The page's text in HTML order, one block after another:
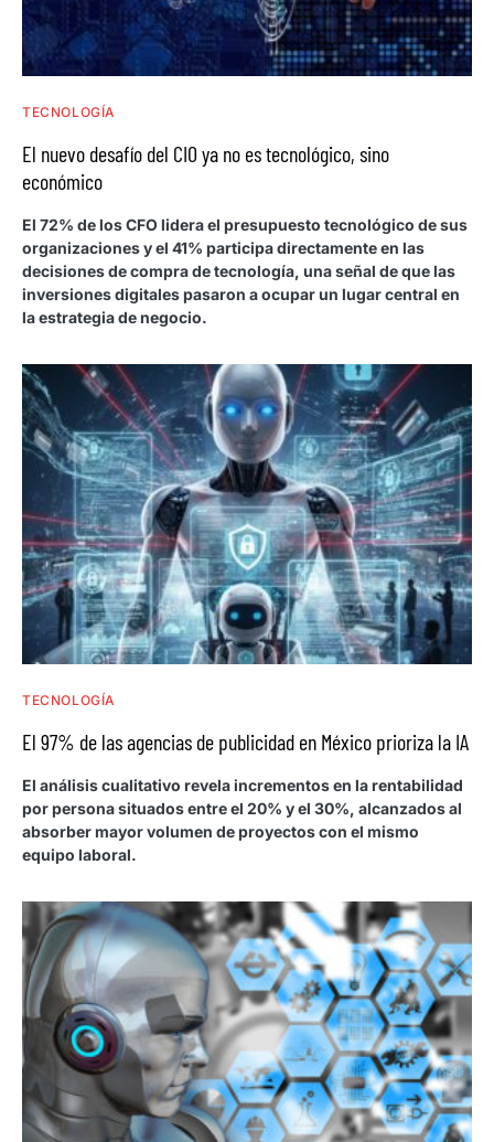
TECNOLOGÍA
El nuevo desafío del CIO ya no es tecnológico, sino
económico
El 72% de los CFO lidera el presupuesto tecnológico de sus
organizaciones y el 41% participa directamente en las
decisiones de compra de tecnología, una señal de que las
inversiones digitales pasaron a ocupar un lugar central en
la estrategia de negocio.
TECNOLOGÍA
El 97% de las agencias de publicidad en México prioriza la IA
El análisis cualitativo revela incrementos en la rentabilidad
por persona situados entre el 20% y el 30%, alcanzados al
absorber mayor volumen de proyectos con el mismo
equipo laboral.